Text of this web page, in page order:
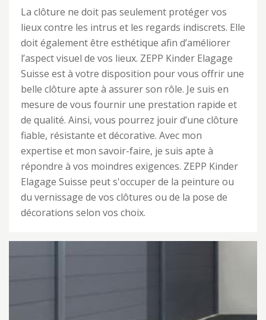
La clôture ne doit pas seulement protéger vos
lieux contre les intrus et les regards indiscrets. Elle
doit également être esthétique afin d’améliorer
l’aspect visuel de vos lieux. ZEPP Kinder Elagage
Suisse est à votre disposition pour vous offrir une
belle clôture apte à assurer son rôle. Je suis en
mesure de vous fournir une prestation rapide et
de qualité. Ainsi, vous pourrez jouir d’une clôture
fiable, résistante et décorative. Avec mon
expertise et mon savoir-faire, je suis apte à
répondre à vos moindres exigences. ZEPP Kinder
Elagage Suisse peut s'occuper de la peinture ou
du vernissage de vos clôtures ou de la pose de
décorations selon vos choix.